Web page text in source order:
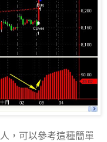
，可以參考這種簡單